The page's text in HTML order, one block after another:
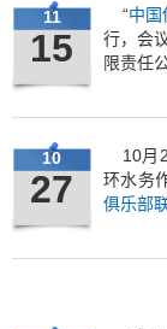
11
15
“中国
行，会
限责任
10
27
10月
环水务
俱乐部